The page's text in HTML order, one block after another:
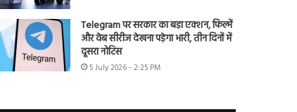
Telegram पर सरकार का बड़ा एक्शन, फिल्में
और वेब सीरीज देखना पड़ेगा भारी, तीन दिनों में
दूसरा नोटिस
5 July 2026 - 2:25 PM